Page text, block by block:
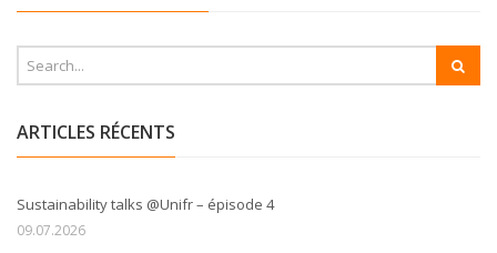
ARTICLES RÉCENTS
Sustainability talks @Unifr – épisode 4
09.07.2026